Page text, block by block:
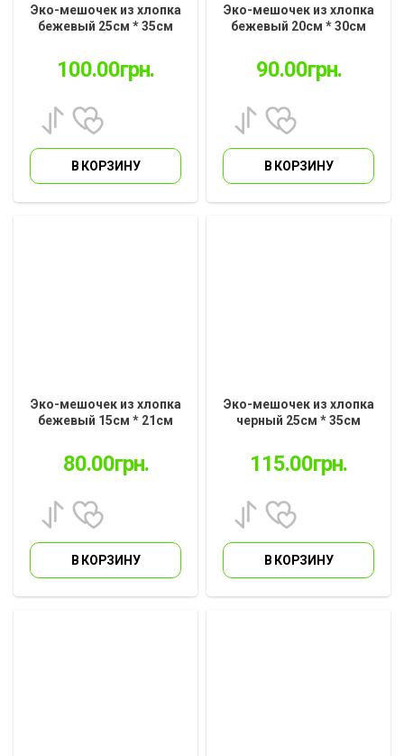
Эко-мешочек из хлопка
бежевый 25см * 35см
100.00грн.
В КОРЗИНУ
Эко-мешочек из хлопка
бежевый 20см * 30см
90.00грн.
В КОРЗИНУ
Эко-мешочек из хлопка
бежевый 15см * 21см
80.00грн.
В КОРЗИНУ
Эко-мешочек из хлопка
черный 25см * 35см
115.00грн.
В КОРЗИНУ